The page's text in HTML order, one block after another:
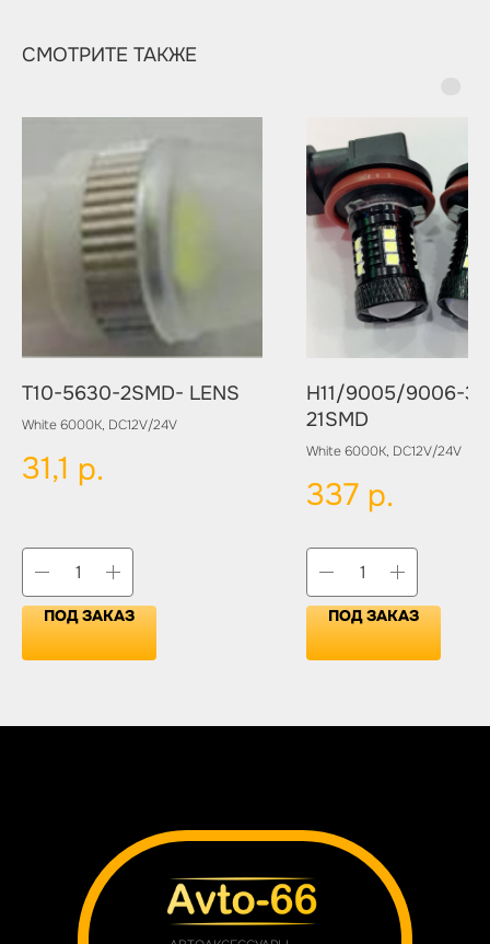
СМОТРИТЕ ТАКЖЕ
T10-5630-2SMD- LENS
White 6000K, DC12V/24V
31,1 р.
ПОД ЗАКАЗ
H11/9005/9006-
21SMD
White 6000K, DC12V/24V
337 р.
ПОД ЗАКАЗ